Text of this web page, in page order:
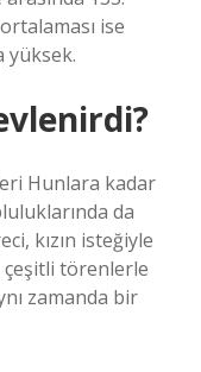
ise
yüksek.
Hunlara kadar
da
kızın isteğiyle
törenlerle
zamanda bir